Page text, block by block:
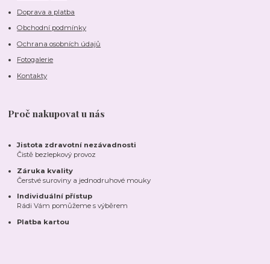
Doprava a platba
Obchodní podmínky
Ochrana osobních údajů
Fotogalerie
Kontakty
Proč nakupovat u nás
Jistota zdravotní nezávadnosti
Čistě bezlepkový provoz
Záruka kvality
Čerstvé suroviny a jednodruhové mouky
Individuální přístup
Rádi Vám pomůžeme s výběrem
Platba kartou